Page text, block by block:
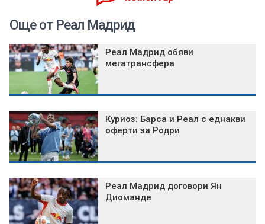
Още от Реал Мадрид
Реал Мадрид обяви
мегатрансфера
Куриоз: Барса и Реал с еднакви
оферти за Родри
Реал Мадрид договори Ян
Диоманде